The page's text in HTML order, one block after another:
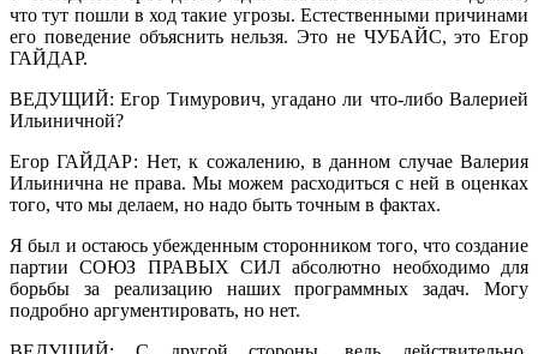
что тут пошли в ход такие угрозы. Естественными причинами
его поведение объяснить нельзя. Это не ЧУБАЙС, это Егор
ГАЙДАР.
ВЕДУЩИЙ: Егор Тимурович, угадано ли что-либо Валерией
Ильиничной?
Егор ГАЙДАР: Нет, к сожалению, в данном случае Валерия
Ильинична не права. Мы можем расходиться с ней в оценках
того, что мы делаем, но надо быть точным в фактах.
Я был и остаюсь убежденным сторонником того, что создание
партии СОЮЗ ПРАВЫХ СИЛ абсолютно необходимо для
борьбы за реализацию наших программных задач. Могу
подробно аргументировать, но нет.